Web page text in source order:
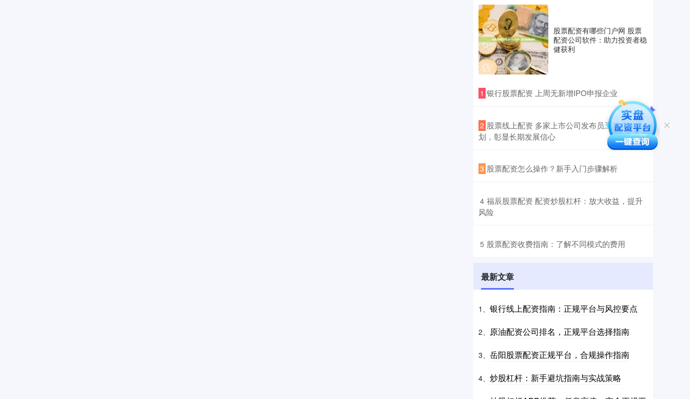
股票配资有哪些门户网 股票
配资公司软件：助力投资者稳
健获利
1 ​银行股票配资 上周无新增IPO申报企业
2 ​股票线上配资 多家上市公司发布员工持股计
划，彰显长期发展信心
3 ​股票配资怎么操作？新手入门步骤解析
4 ​福辰股票配资 配资炒股杠杆：放大收益，提升
风险
5 ​股票配资收费指南：了解不同模式的费用
最新文章
1、 银行线上配资指南：正规平台与风控要点
2、 原油配资公司排名，正规平台选择指南
3、 岳阳股票配资正规平台，合规操作指南
4、 炒股杠杆：新手避坑指南与实战策略